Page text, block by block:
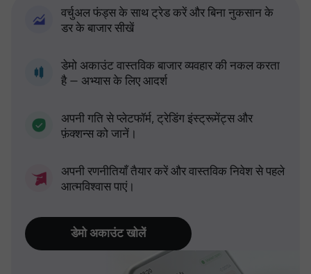
वर्चुअल फंड्स के साथ ट्रेड करें और बिना नुकसान के
डर के बाजार सीखें
डेमो अकाउंट वास्तविक बाजार व्यवहार की नकल करता
है — अभ्यास के लिए आदर्श
अपनी गति से प्लेटफॉर्म, ट्रेडिंग इंस्ट्रूमेंट्स और
फ़ंक्शन्स को जानें।
अपनी रणनीतियाँ तैयार करें और वास्तविक निवेश से पहले
आत्मविश्वास पाएं।
डेमो अकाउंट खोलें